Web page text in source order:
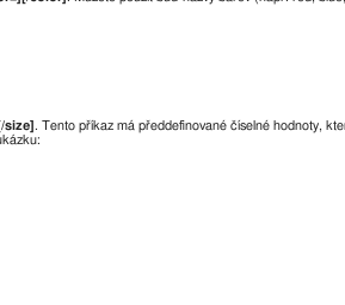
size] . Tento příkaz má předdefinované číselné hodnoty,